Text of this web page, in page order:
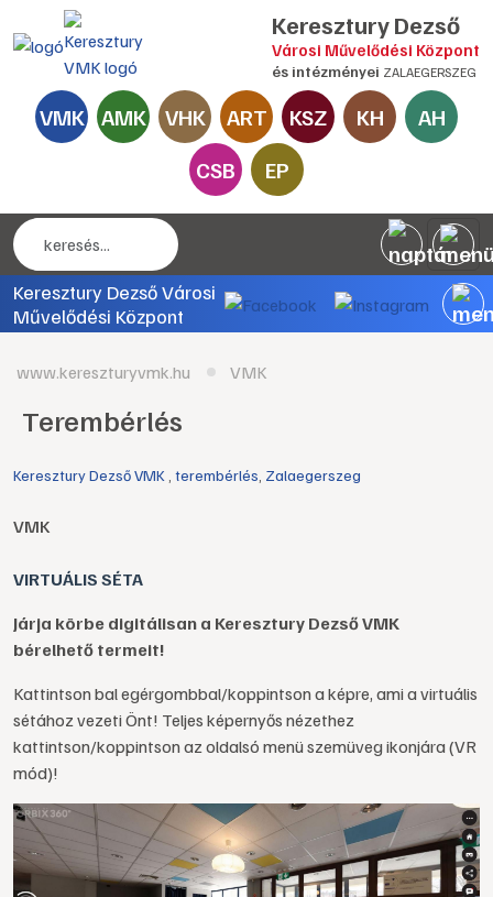
Keresztury Dezső
Városi Művelődési Központ
és intézményei ZALAEGERSZEG
VMK AMK VHK ART KSZ KH
AH
CSB
EP
Keresztury Dezső Városi
Művelődési Központ
www.kereszturyvmk.hu VMK
Terembérlés
Keresztury Dezső VMK terembérlés Zalaegerszeg
VMK
VIRTUÁLIS SÉTA
Járja körbe digitálisan a Keresztury Dezső VMK
bérelhető termeit!
Kattintson bal egérgombbal/koppintson a képre, ami a virtuális
sétához vezeti Önt! Teljes képernyős nézethez
kattintson/koppintson az oldalsó menü szemüveg ikonjára (VR
mód)!